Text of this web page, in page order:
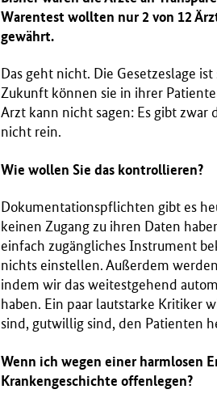
Warentest wollten nur 2 von 12
gewährt.
Das geht nicht. Die Gesetzeslage
Zukunft können sie in ihrer
Arzt kann nicht sagen: Es gibt
nicht rein.
Wie wollen Sie das kontrollieren?
Dokumentationspflichten gibt es
keinen Zugang zu ihren Daten
einfach zugängliches Instrument
nichts einstellen. Außerdem
indem wir das weitestgehend
haben. Ein paar lautstarke Kritiker
sind, gutwillig sind, den Patienten
Wenn ich wegen einer harmlosen
Krankengeschichte offenlegen?